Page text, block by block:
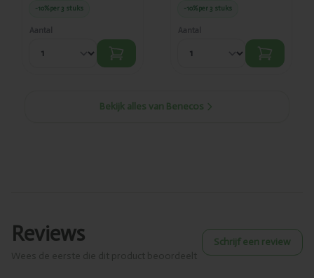
-10%per 3 stuks
Aantal
-10%per 3 stuks
Aantal
Bekijk alles van Benecos
Reviews Schrijf een review